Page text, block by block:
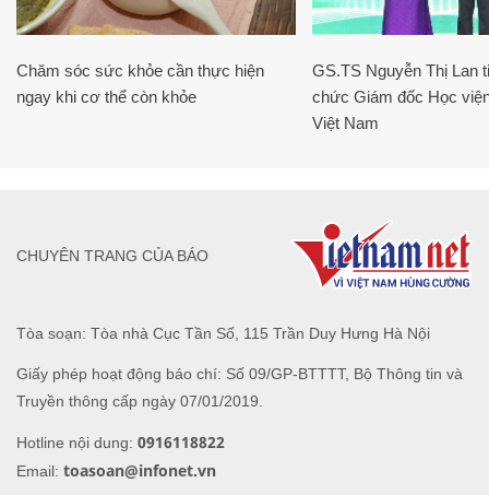
Chăm sóc sức khỏe cần thực hiện
ngay khi cơ thể còn khỏe
GS.TS Nguyễn Thị Lan
chức Giám đốc Học
Việt Nam
Tòa soạn: Tòa nhà Cục Tần Số, 115 Trần Duy Hưng Hà Nội
Giấy phép hoạt động báo chí: Số 09/GP-BTTTT, Bộ Thông tin và
Truyền thông cấp ngày 07/01/2019.
Hotline nội dung: 0916118822
Email: toasoan@infonet.vn
CHUYÊN TRANG CỦA BÁO